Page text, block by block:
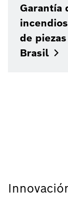
Garantía
de
Brasil